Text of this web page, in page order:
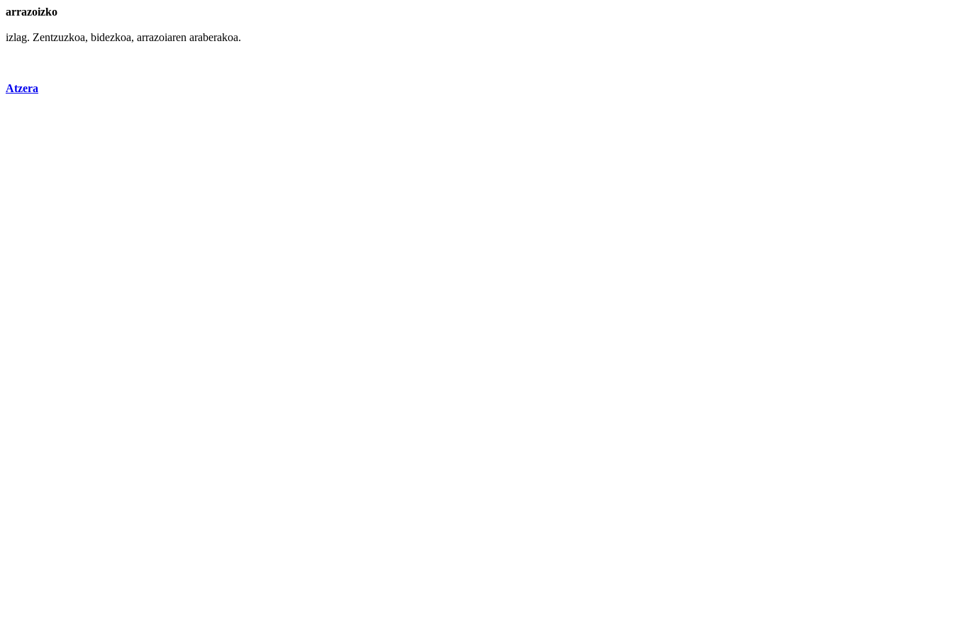
arrazoizko
izlag. Zentzuzkoa, bidezkoa, arrazoiaren araberakoa.
Atzera